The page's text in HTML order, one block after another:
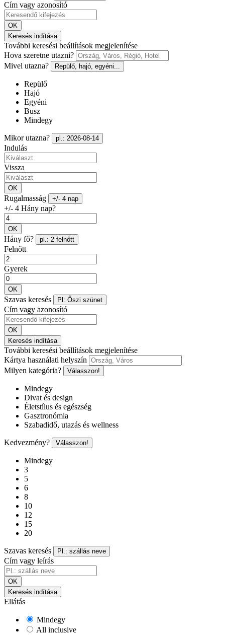
Cím vagy azonosító
OK
Keresés indítása
További keresési beállítások megjelenítése
Hova szeretne utazni?
Mivel utazna?
Repülő, hajó, egyéni...
Repülő
Hajó
Egyéni
Busz
Mindegy
Mikor utazna? pl.: 2026-08-14
Indulás
Vissza
OK
Rugalmasság +/- 4 nap
+/- 4 Hány nap?
OK
Hány fő? pl.: 2 felnőtt
Felnőtt
Gyerek
OK
Szavas keresés Pl: Őszi szünet
Cím vagy azonosító
OK
Keresés indítása
További keresési beállítások megjelenítése
Kártya használati helyszín
Milyen kategória?
Válasszon!
Mindegy
Divat és design
Életstílus és egészség
Gasztronómia
Szabadidő, utazás és wellness
Kedvezmény? Válasszon!
Mindegy
3
5
6
8
10
12
15
20
Szavas keresés Pl.: szállás neve
Cím vagy leírás
OK
Keresés indítása
Ellátás
Mindegy
All inclusive